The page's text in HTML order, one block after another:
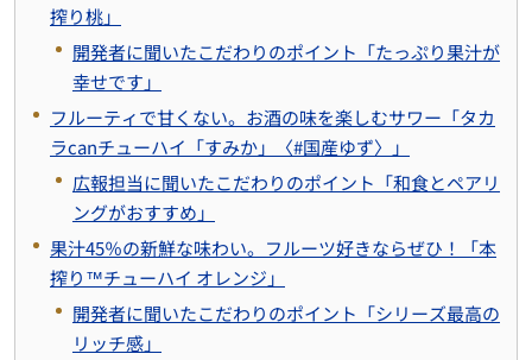
搾り桃」
開発者に聞いたこだわりのポイント「たっぷり果汁が
幸せです」
フルーティで甘くない。お酒の味を楽しむサワー「タカ
ラcanチューハイ「すみか」〈#国産ゆず〉」
広報担当に聞いたこだわりのポイント「和食とペアリ
ングがおすすめ」
果汁45％の新鮮な味わい。フルーツ好きならぜひ！「本
搾り™チューハイ オレンジ」
開発者に聞いたこだわりのポイント「シリーズ最高の
リッチ感」